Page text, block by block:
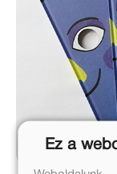
Ez a